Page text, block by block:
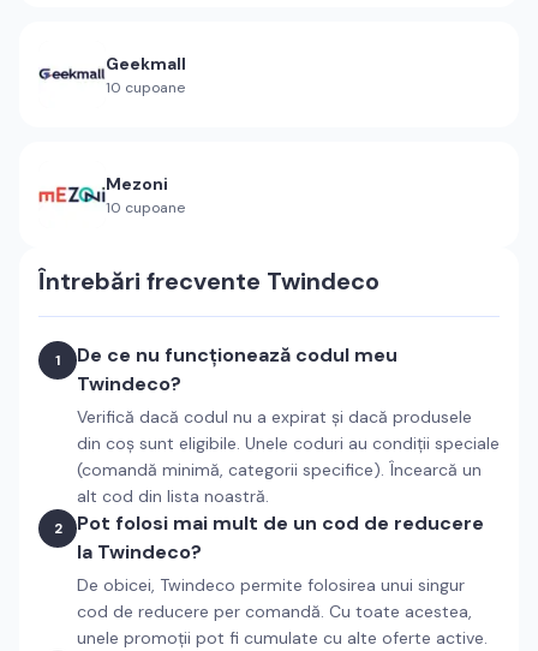
Geekmall
10 cupoane
Mezoni
10 cupoane
Întrebări frecvente Twindeco
1
De ce nu funcționează codul meu
Twindeco?
Verifică dacă codul nu a expirat și dacă produsele
din coș sunt eligibile. Unele coduri au condiții speciale
(comandă minimă, categorii specifice). Încearcă un
alt cod din lista noastră.
2
Pot folosi mai mult de un cod de reducere
la Twindeco?
De obicei, Twindeco permite folosirea unui singur
cod de reducere per comandă. Cu toate acestea,
unele promoții pot fi cumulate cu alte oferte active.